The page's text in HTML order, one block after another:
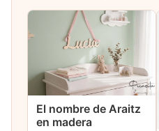
El nombre de Araitz
en madera